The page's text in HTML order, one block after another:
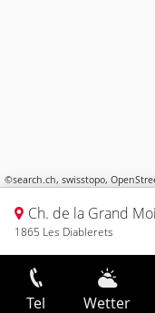
©search.ch, swisstopo,
Ch. de la Grand
1865 Les Diablerets
Tel Wetter